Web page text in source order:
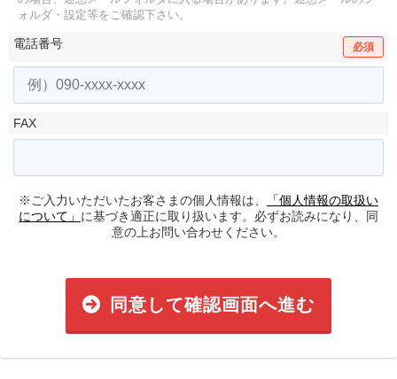
ォルダ・設定等をご確認下さい。
電話番号 必須
FAX
※ご入力いただいたお客さまの個人情報は、
「個人情報の取扱い
について」 に基づき適正に取り扱います。必ずお読みになり、同
意の上お問い合わせください。
同意して確認画面へ進む